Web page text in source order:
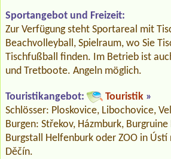
Sportangebot und Freizeit:
Zur Verfügung steht Sportareal mit
Beachvolleyball, Spielraum, wo Sie
Tischfußball finden. Im Betrieb ist
und Tretboote. Angeln möglich.
Touristikangebot: Touristik »
Schlösser: Ploskovice, Libochovice,
Burgen: Střekov, Házmburk,
Burgstall Helfenburk oder ZOO in
Děčín.